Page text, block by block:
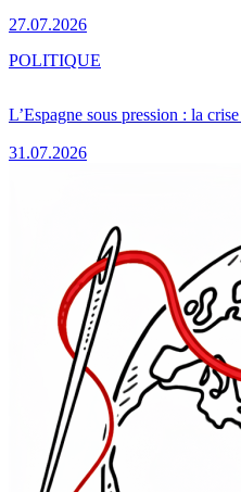
27.07.2026
L’Espagne sous pression : la
31.07.2026
POLITIQUE